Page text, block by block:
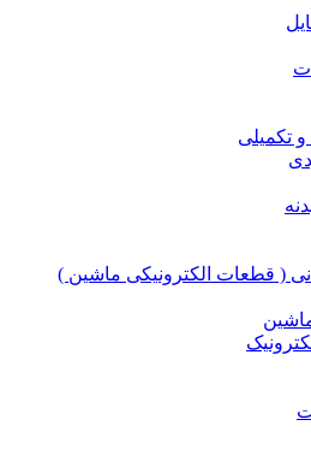
و تکمیلی
( قطعات الکترونیکی ماشین )